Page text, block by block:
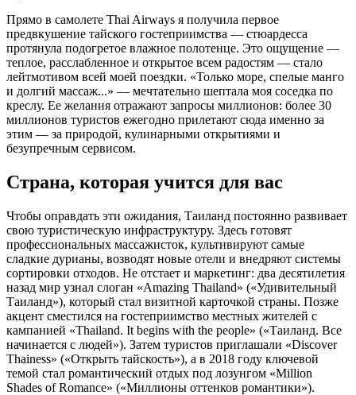
Прямо в самолете Thai Airways я получила первое
предвкушение тайского гостеприимства — стюардесса
протянула подогретое влажное полотенце. Это ощущение —
теплое, расслабленное и открытое всем радостям — стало
лейтмотивом всей моей поездки. «Только море, спелые манго
и долгий массаж...» — мечтательно шептала моя соседка по
креслу. Ее желания отражают запросы миллионов: более 30
миллионов туристов ежегодно прилетают сюда именно за
этим — за природой, кулинарными открытиями и
безупречным сервисом.
Страна, которая учится для вас
Чтобы оправдать эти ожидания, Таиланд постоянно развивает
свою туристическую инфраструктуру. Здесь готовят
профессиональных массажисток, культивируют самые
сладкие дурианы, возводят новые отели и внедряют системы
сортировки отходов. Не отстает и маркетинг: два десятилетия
назад мир узнал слоган «Amazing Thailand» («Удивительный
Таиланд»), который стал визитной карточкой страны. Позже
акцент сместился на гостеприимство местных жителей с
кампанией «Thailand. It begins with the people» («Таиланд. Все
начинается с людей»). Затем туристов приглашали «Discover
Thainess» («Открыть тайскость»), а в 2018 году ключевой
темой стал романтический отдых под лозунгом «Million
Shades of Romance» («Миллионы оттенков романтики»).